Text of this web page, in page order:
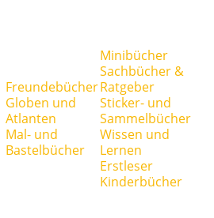
Freundebücher
Globen und
Atlanten
Mal- und
Bastelbücher
Minibücher
Sachbücher &
Ratgeber
Sticker- und
Sammelbücher
Wissen und
Lernen
Erstleser
Kinderbücher